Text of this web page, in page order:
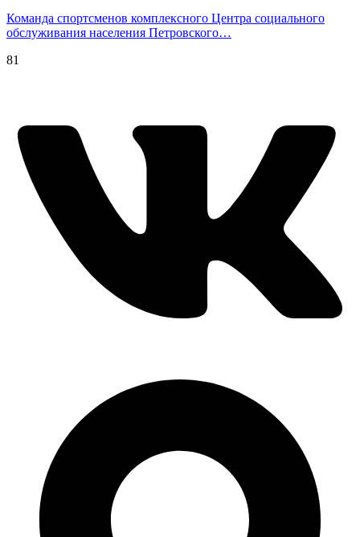
Команда спортсменов комплексного Центра социального
обслуживания населения Петровского…
81